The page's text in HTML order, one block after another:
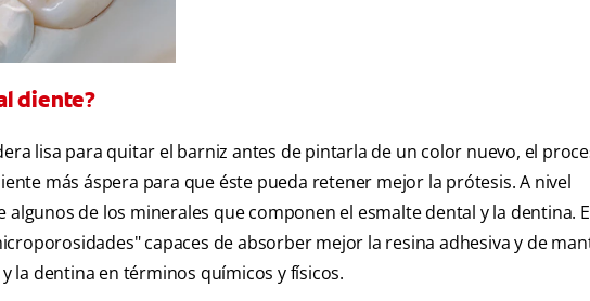
diente?
lisa para quitar el barniz antes de pintarla de un color nuevo, el
más áspera para que éste pueda retener mejor la prótesis. A nivel
de los minerales que componen el esmalte dental y la dentina.
capaces de absorber mejor la resina adhesiva y de
la dentina en términos químicos y físicos.